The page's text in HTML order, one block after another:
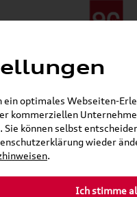
87
09:00 - 13:00 Uhr
08:00 - 13:00 Uhr
optimales Webseiten-
kommerziellen
können selbst
wieder
.
Ich stimme